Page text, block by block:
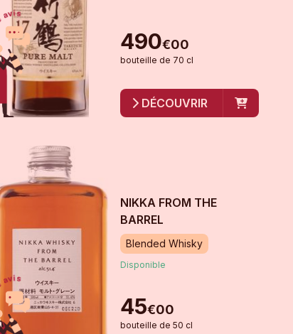
490€00
bouteille de 70 cl
DÉCOUVRIR
NIKKA FROM THE
BARREL
Blended Whisky
Disponible
45€00
bouteille de50 cl